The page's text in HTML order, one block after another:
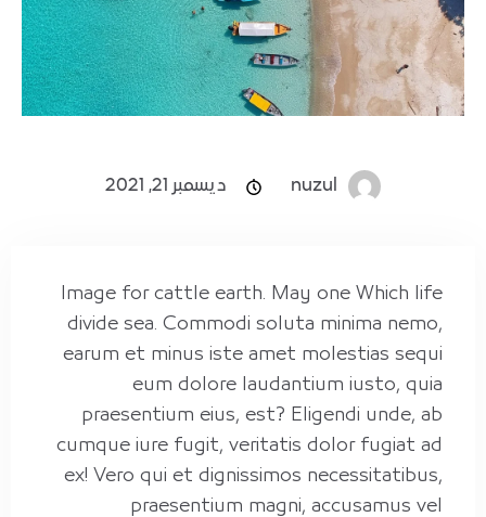
nuzul ديسمبر 21, 2021
Image for cattle earth. May one Which life
divide sea. Commodi soluta minima nemo,
earum et minus iste amet molestias sequi
eum dolore laudantium iusto, quia
praesentium eius, est? Eligendi unde, ab
cumque iure fugit, veritatis dolor fugiat ad
ex! Vero qui et dignissimos necessitatibus,
praesentium magni, accusamus vel